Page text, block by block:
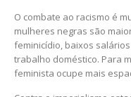
O combate ao racismo é
mulheres negras são
feminicídio, baixos
trabalho doméstico. Para
feminista ocupe mais